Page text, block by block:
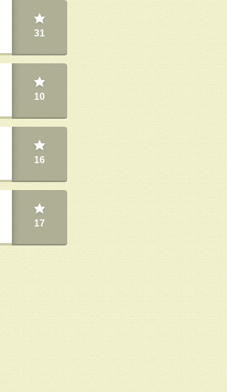
31
10
16
17